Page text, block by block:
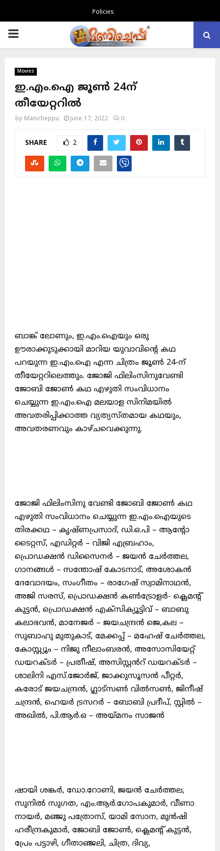
Policies
PRIMARY
Movies
ഇ.എം.ഐ ജൂൺ 24ന്
തീയേറ്ററിൽ
by Manicheppu June 17, 2022 0
SHARE 2
ബാങ്ക് ലോണും, ഇ.എം.ഐയും ഒരു
ഊരാക്കുടുക്കായി മാറിയ യുവാവിന്റെ കഥ
പറയുന്ന ഇ.എം.ഐ എന്ന ചിത്രം ജൂൺ 24-ന്
തീയേറ്ററിലെത്തും. ജോജി ഫിലിംസിനുവേണ്ടി
ജോബി ജോൺ കഥ എഴുതി സംവിധാനം
ചെയ്യുന്ന ഇ.എം.ഐ മലയാള സിനിമയിൽ
അവതരിപ്പിക്കാത്ത വ്യത്യസ്തമായ കഥയും,
അവതരണവും കാഴ്ചവെക്കുന്നു.
ജോജി ഫിലിംസിനു വേണ്ടി ജോബി ജോൺ കഥ
എഴുതി സംവിധാനം ചെയ്യുന്ന ഇ.എം.ഐയുടെ
തിരക്കഥ – കൃഷ്ണപ്രസാദ്, ഡി.ഒ.പി – ആന്റോ
ടൈറ്റസ്, എഡിറ്റർ – വിജി എബ്രഹാം,
പ്രൊഡക്ഷൻ ഡിസൈനർ – ജയൻ ചേർത്തല,
ഗാനങ്ങൾ – സന്തോഷ് കോടനാട്, അശോകൻ
ദേവോദയം, സംഗീതം – രാഗേഷ് സ്വാമിനാഥൻ,
അജി സരസ്, പ്രൊഡക്ഷൻ കൺട്രോളർ- ക്ലെമന്റ്
കുട്ടൻ, പ്രൊഡക്ഷൻ എക്സിക്യൂട്ടിവ് – ബാബു
കലാഭവൻ, മാനേജർ – ജയചന്ദ്രൻ ജെ,കല –
സുബാഹു മുതുകാട്, മേക്കപ്പ് – മഹേഷ് ചേർത്തല,
കോസ്റ്റ്യൂം – നിജു നീലാംബരൻ, അസോസിയേറ്റ്
ഡയറക്ടർ – പ്രതീഷ്, അസിസ്റ്റൻറ് ഡയറക്ടർ –
ശാലിനി എസ്.ജോർജ്, ജാക്കുസൂസൻ പീറ്റർ,
കരോട് ജയചന്ദ്രൻ, ഗ്ലാട്സൺ വിൽസൺ, ജിനീഷ്
ചന്ദ്രൻ, ഹെയർ ട്രസറർ – ബോബി പ്രദീപ്, സ്റ്റിൽ –
അഖിൽ, പി.ആർ.ഒ – അയ്മനം സാജൻ
ഷായി ശങ്കർ, ഡോ.റോണി, ജയൻ ചേർത്തല,
സുനിൽ സുഗത, എം.ആർ.ഗോപകുമാർ, വീണാ
നായർ, മഞ്ജു പത്രോസ്, യാമി സോന, മുൻഷി
ഹരീന്ദ്രകുമാർ, ജോബി ജോൺ, ക്ലെമന്റ് കുട്ടൻ,
പ്രേം പട്ടാഴി, ഗീതാഞ്ജലി, ചിത്ര, ദിവ്യ,